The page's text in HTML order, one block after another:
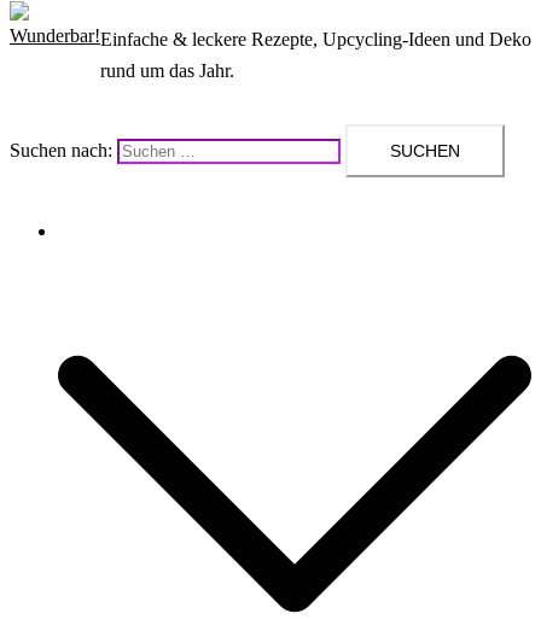
Einfache & leckere Rezepte, Upcycling-Ideen und Deko
rund um das Jahr.
Suchen nach: